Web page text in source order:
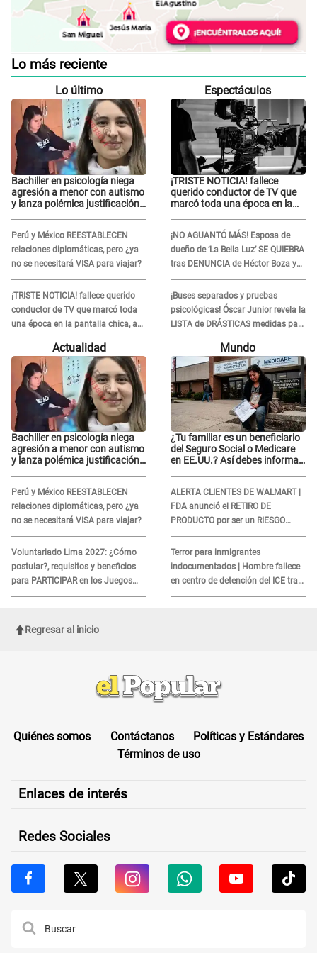
Lo más reciente
Lo último
Bachiller en psicología niega
agresión a menor con autismo
y lanza polémica justificación:
Perú y México REESTABLECEN
relaciones diplomáticas, pero ¿ya
no se necesitará VISA para viajar?
¡TRISTE NOTICIA! fallece querido
conductor de TV que marcó toda
una época en la pantalla chica, así
fue su repentino adiós
Espectáculos
¡TRISTE NOTICIA! fallece
querido conductor de TV que
marcó toda una época en la
¡NO AGUANTÓ MÁS! Esposa de
dueño de ‘La Bella Luz’ SE QUIEBRA
tras DENUNCIA de Héctor Boza y
ARREMETE contra Claudia Salazar
¡Buses separados y pruebas
psicológicas! Óscar Junior revela la
LISTA de DRÁSTICAS medidas para
prevenir acoso en 'La Bella Luz' tras
caso Naldy Saldaña
Actualidad
Bachiller en psicología niega
agresión a menor con autismo
y lanza polémica justificación:
Perú y México REESTABLECEN
relaciones diplomáticas, pero ¿ya
no se necesitará VISA para viajar?
Voluntariado Lima 2027: ¿Cómo
postular?, requisitos y beneficios
para PARTICIPAR en los Juegos
Panamericanos
Mundo
¿Tu familiar es un beneficiario
del Seguro Social o Medicare
en EE.UU.? Así debes informar
ALERTA CLIENTES DE WALMART |
FDA anunció el RETIRO DE
PRODUCTO por ser un RIESGO
MORTAL para consumidores: ¿Cuál
es?
Terror para inmigrantes
indocumentados | Hombre fallece
en centro de detención del ICE tras
sufrir una "emergencia médica"
Regresar al inicio
Quiénes somos Contáctanos
Políticas y Estándares
Términos de uso
Enlaces de interés
Redes Sociales